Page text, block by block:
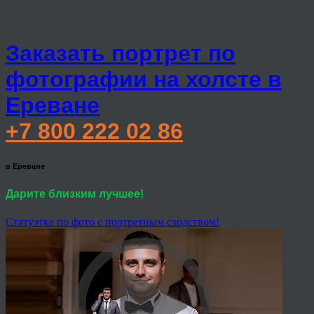
Заказать портрет по
фотографии на холсте в
Ереване
+7 800 222 02 86
в Ереване
Дарите близким лучшее!
Статуэтка по фото с портретным сходством!